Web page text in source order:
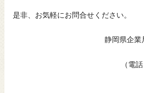
是非、お気軽にお問合せください。
静岡県企業
（電